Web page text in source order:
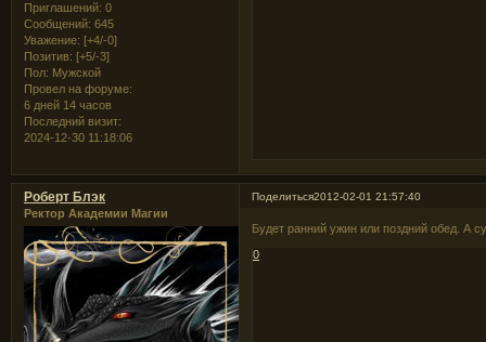
Приглашений: 0
Сообщений: 645
Уважение: [+4/-0]
Позитив: [+5/-3]
Пол: Мужской
Провел на форуме:
6 дней 14 часов
Последний визит:
2024-12-30 11:18:06
Поделиться2012-02-01 21:57:40
Роберт Блэк
Ректор Академии Магии
Будет ранний ужин или поздний обед. А
0